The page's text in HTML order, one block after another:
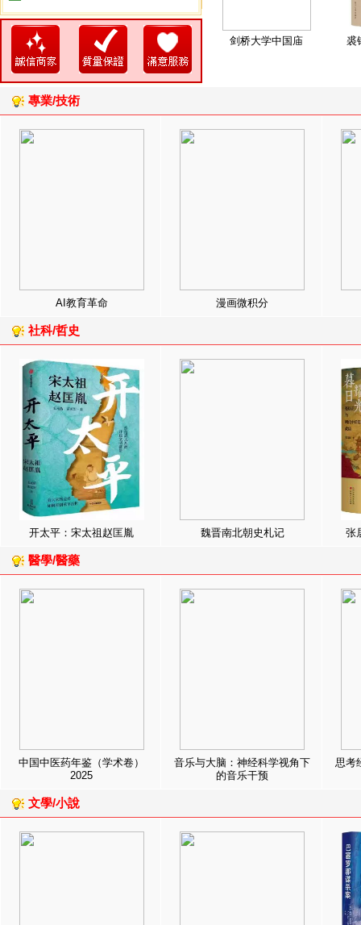
剑桥大学中国庙 裘
專業/技術
AI教育革命 漫画微积分
社科/哲史
开太平：宋太祖赵匡胤 魏晋南北朝史札记 张
醫學/醫藥
中国中医药年鉴（学术卷）
2025
音乐与大脑：神经科学视角下
的音乐干预
思考
文學/小說